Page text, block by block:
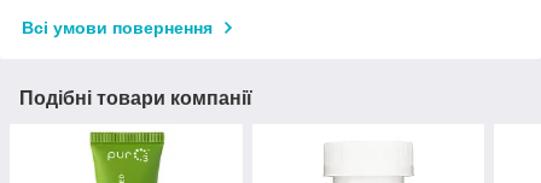
Всі умови повернення
Подібні товари компанії